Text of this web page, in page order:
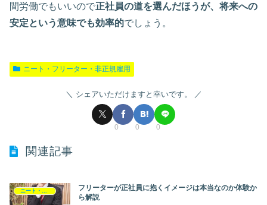
間労働でもいいので正社員の道を選んだほうが、将来への
安定という意味でも効率的でしょう。
ニート・フリーター・非正規雇用
シェアいただけますと幸いです。
0 0 0
関連記事
ニート・フリーター・非正規雇用
フリーターが正社員に抱くイメージは本当なのか体験か
ら解説